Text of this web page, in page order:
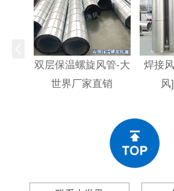
双层保温螺旋风管-大
世界厂家直销
焊接
风